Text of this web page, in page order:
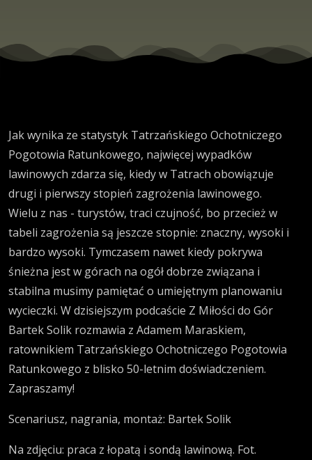
Jak wynika ze statystyk Tatrzańskiego Ochotniczego
Pogotowia Ratunkowego, najwięcej wypadków
lawinowych zdarza się, kiedy w Tatrach obowiązuje
drugi i pierwszy stopień zagrożenia lawinowego.
Wielu z nas - turystów, traci czujność, bo przecież w
tabeli zagrożenia są jeszcze stopnie: znaczny, wysoki i
bardzo wysoki. Tymczasem nawet kiedy pokrywa
śnieżna jest w górach na ogół dobrze związana i
stabilna musimy pamiętać o umiejętnym planowaniu
wycieczki. W dzisiejszym podcaście Z Miłości do Gór
Bartek Solik rozmawia z Adamem Maraskiem,
ratownikiem Tatrzańskiego Ochotniczego Pogotowia
Ratunkowego z blisko 50-letnim doświadczeniem.
Zapraszamy!
Scenariusz, nagrania, montaż: Bartek Solik
Na zdjęciu: praca z łopatą i sondą lawinową. Fot.